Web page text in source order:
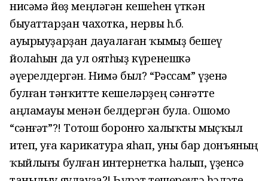
нисәмә йөҙ меңләгән кешеһен үткән
быуаттарҙан чахотка, нервы һ.б.
ауырыуҙарҙан дауалаған ҡымыҙ бешеү
йолаһын да ул оятһыҙ күренешкә
әүерелдергән. Нимә был? “Рәссам” үҙенә
булған тәнҡитте кешеләрҙең сәнғәтте
аңламауы менән белдергән була. Ошомо
“сәнғәт”?! Тотош боронғо халыҡты мыҫҡыл
итеп, уға карикатура яһап, уны бар донъяның
ҡыйлығы булған интернетҡа һалып, үҙенсә